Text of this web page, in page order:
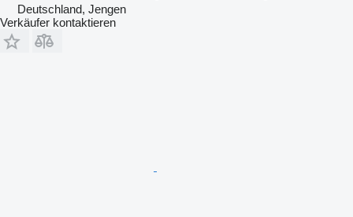
Deutschland, Jengen
Verkäufer kontaktieren